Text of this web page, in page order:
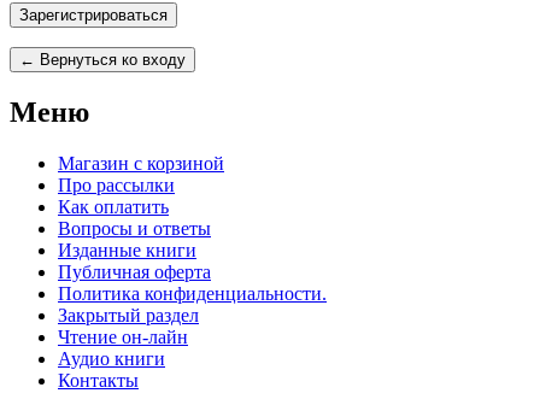
← Вернуться ко входу
Меню
Магазин с корзиной
Про рассылки
Как оплатить
Вопросы и ответы
Изданные книги
Публичная оферта
Политика конфиденциальности.
Закрытый раздел
Чтение он-лайн
Аудио книги
Контакты